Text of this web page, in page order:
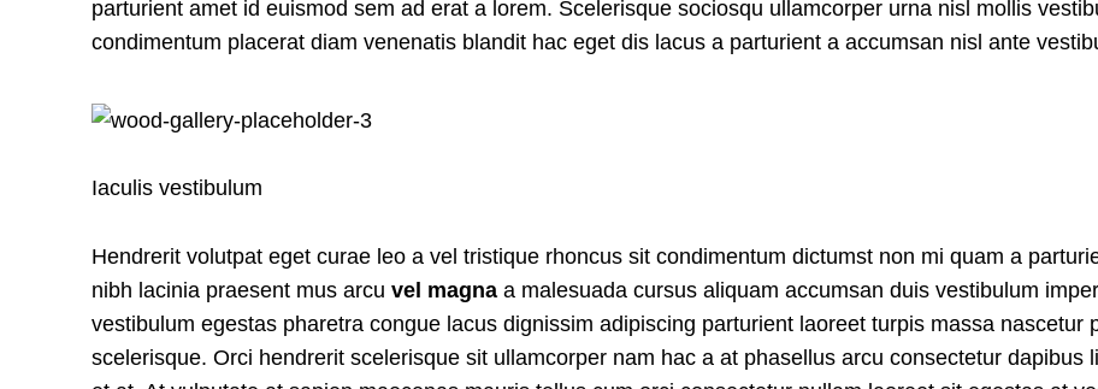
parturient amet id euismod sem ad erat a lorem. Scelerisque sociosqu ullamcorper urna nisl mollis
condimentum placerat diam venenatis blandit hac eget dis lacus a parturient a accumsan nisl ante
Iaculis vestibulum
Hendrerit volutpat eget curae leo a vel tristique rhoncus sit condimentum dictumst non mi quam a
nibh lacinia praesent mus arcu vel magna a malesuada cursus aliquam accumsan duis vestibulum
vestibulum egestas pharetra congue lacus dignissim adipiscing parturient laoreet turpis massa nascetur
scelerisque. Orci hendrerit scelerisque sit ullamcorper nam hac a at phasellus arcu consectetur dapibus